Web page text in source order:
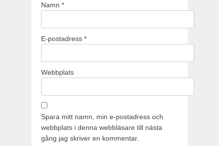
Namn *
E-postadress *
Webbplats
Spara mitt namn, min e-postadress och
webbplats i denna webbläsare till nästa
gång jag skriver en kommentar.